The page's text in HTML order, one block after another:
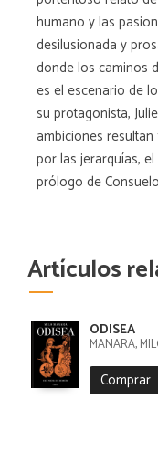
humano y las
desilusionada y
donde los caminos
es el escenario de
su protagonista,
ambiciones
por las jerarquías,
prólogo de
Artículos
ODISEA
MANARA,
Comprar